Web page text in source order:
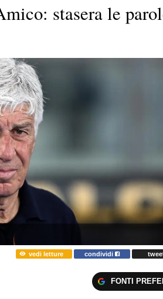
stasera le
vedi letture condividi
FONTI